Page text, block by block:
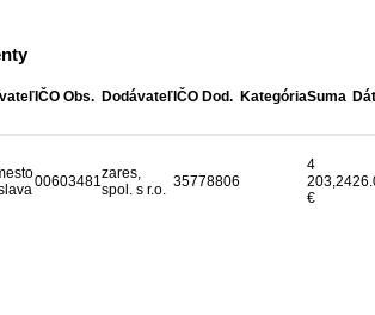
IČO Obs. Dodávateľ IČO Dod. KategóriaSuma
00603481zares,
spol. s r.o. 35778806
4
203,24
€